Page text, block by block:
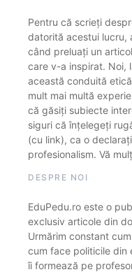
Pentru că scrieți
datorită acestui lucru,
când preluați un
care v-a inspirat. Noi,
această conduită
mult mai multă
că găsiți subiecte
siguri că înțelegeți
(cu link), ca o
profesionalism. Vă
DESPRE NOI
EduPedu.ro este o
exclusiv articole din
Urmărim constant
cum face politicile din
îi formează pe